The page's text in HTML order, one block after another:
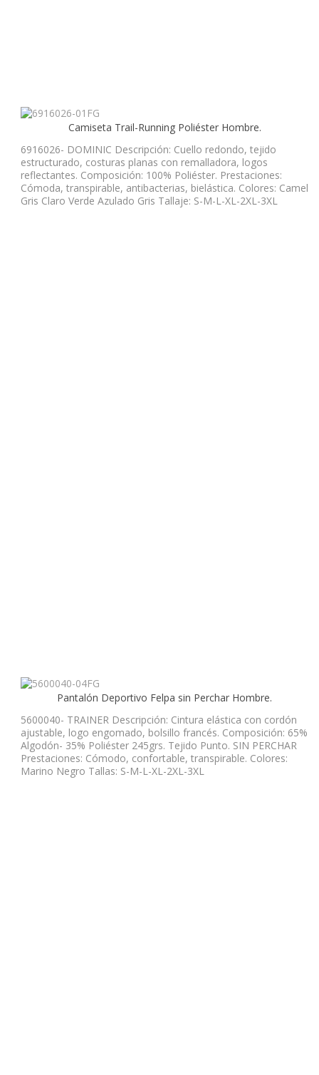
Camiseta Trail-Running Poliéster Hombre.
6916026- DOMINIC Descripción: Cuello redondo, tejido
estructurado, costuras planas con remalladora, logos
reflectantes. Composición: 100% Poliéster. Prestaciones:
Cómoda, transpirable, antibacterias, bielástica. Colores: Camel
Gris Claro Verde Azulado Gris Tallaje: S-M-L-XL-2XL-3XL
Pantalón Deportivo Felpa sin Perchar Hombre.
5600040- TRAINER Descripción: Cintura elástica con cordón
ajustable, logo engomado, bolsillo francés. Composición: 65%
Algodón- 35% Poliéster 245grs. Tejido Punto. SIN PERCHAR
Prestaciones: Cómodo, confortable, transpirable. Colores:
Marino Negro Tallas: S-M-L-XL-2XL-3XL